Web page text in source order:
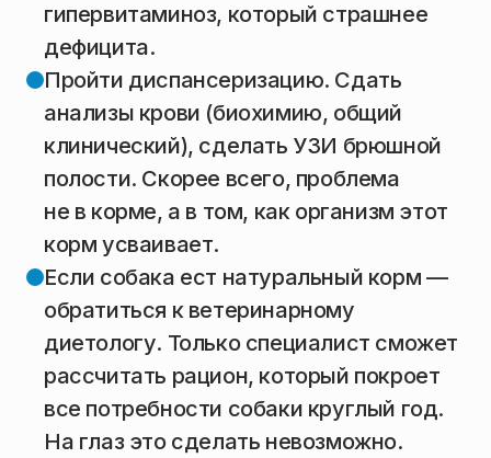
гипервитаминоз, который страшнее
дефицита.
Пройти диспансеризацию. Сдать
анализы крови (биохимию, общий
клинический), сделать УЗИ брюшной
полости. Скорее всего, проблема
не в корме, а в том, как организм этот
корм усваивает.
Если собака ест натуральный корм —
обратиться к ветеринарному
диетологу. Только специалист сможет
рассчитать рацион, который покроет
все потребности собаки круглый год.
На глаз это сделать невозможно.